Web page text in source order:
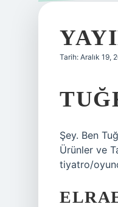
Tarih: Aralık 19,
Şey. Ben
Ürünler ve
tiyatro/